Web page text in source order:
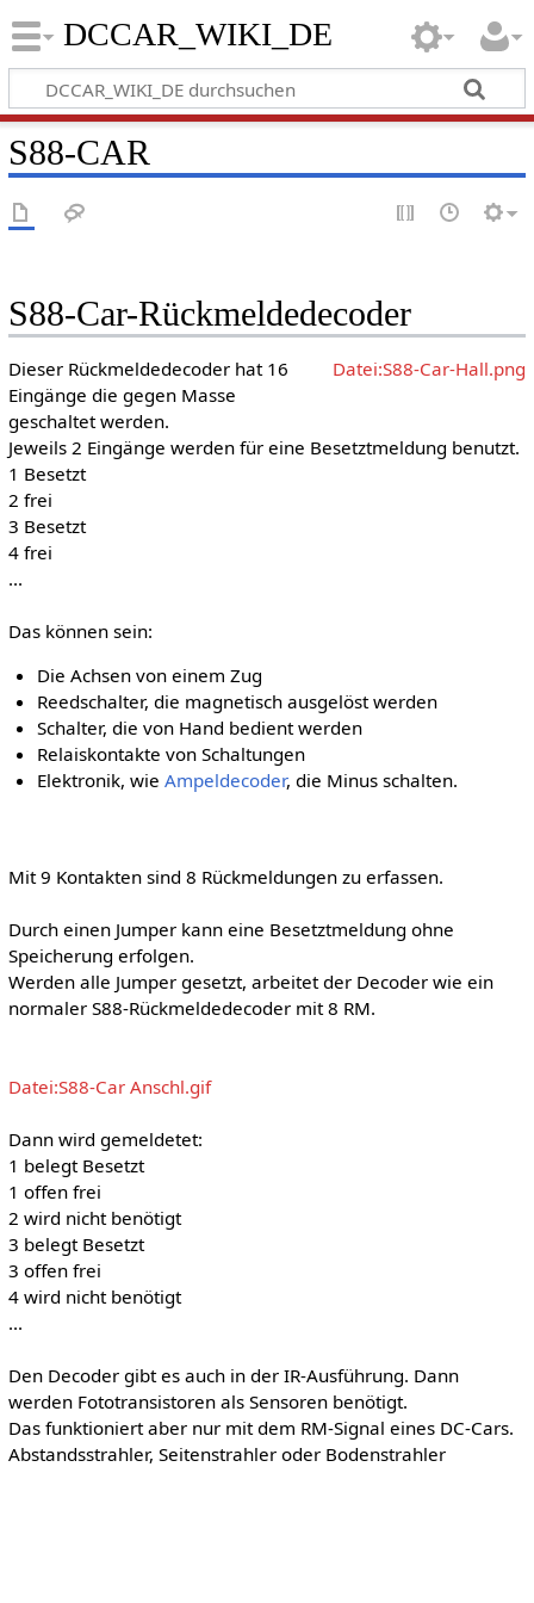
DCCAR_WIKI_DE
S88-CAR
S88-Car-Rückmeldedecoder
Datei:S88-Car-Hall.png
Dieser Rückmeldedecoder hat 16
Eingänge die gegen Masse
geschaltet werden.
Jeweils 2 Eingänge werden für eine Besetztmeldung benutzt.
1 Besetzt
2 frei
3 Besetzt
4 frei
...
Das können sein:
Die Achsen von einem Zug
Reedschalter, die magnetisch ausgelöst werden
Schalter, die von Hand bedient werden
Relaiskontakte von Schaltungen
Elektronik, wieAmpeldecoder, die Minus schalten.
Mit 9 Kontakten sind 8 Rückmeldungen zu erfassen.
Durch einen Jumper kann eine Besetztmeldung ohne
Speicherung erfolgen.
Werden alle Jumper gesetzt, arbeitet der Decoder wie ein
normaler S88-Rückmeldedecoder mit 8 RM.
Datei:S88-Car Anschl.gif
Dann wird gemeldetet:
1 belegt Besetzt
1 offen frei
2 wird nicht benötigt
3 belegt Besetzt
3 offen frei
4 wird nicht benötigt
...
Den Decoder gibt es auch in der IR-Ausführung. Dann
werden Fototransistoren als Sensoren benötigt.
Das funktioniert aber nur mit dem RM-Signal eines DC-Cars.
Abstandsstrahler, Seitenstrahler oder Bodenstrahler